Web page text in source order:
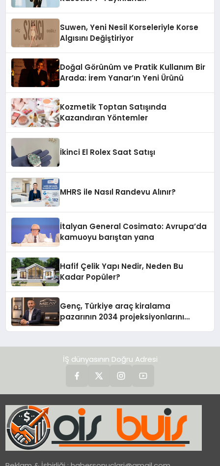
Suwen, Yeni Nesil Korseleriyle Korse
Algısını Değiştiriyor
Doğal Görünüm ve Pratik Kullanım Bir
Arada: İrem Yanar’ın Yeni Ürünü
Kozmetik Toptan Satışında
Kazandıran Yöntemler
İkinci El Rolex Saat Satışı
MHRS ile Nasıl Randevu Alınır?
İtalyan General Cosimato: Avrupa’da
kamuoyu barıştan yana
Hafif Çelik Yapı Nedir, Neden Bu
Kadar Popüler?
Genç, Türkiye araç kiralama
pazarının 2034 projeksiyonlarını
İŞ dünyasının Doğru Adresi